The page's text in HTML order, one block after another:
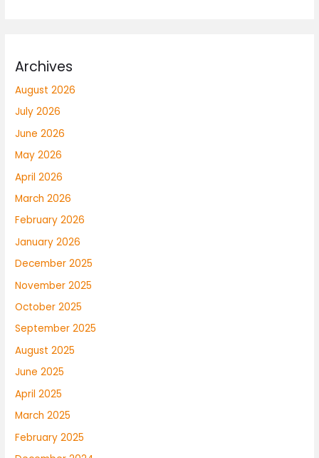
Archives
August 2026
July 2026
June 2026
May 2026
April 2026
March 2026
February 2026
January 2026
December 2025
November 2025
October 2025
September 2025
August 2025
June 2025
April 2025
March 2025
February 2025